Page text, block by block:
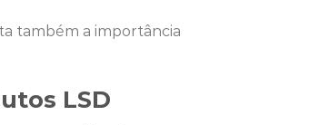
também a importância
LSD